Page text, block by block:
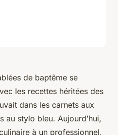
de baptême se
les recettes héritées des
dans les carnets aux
au stylo bleu. Aujourd’hui,
à un professionnel,